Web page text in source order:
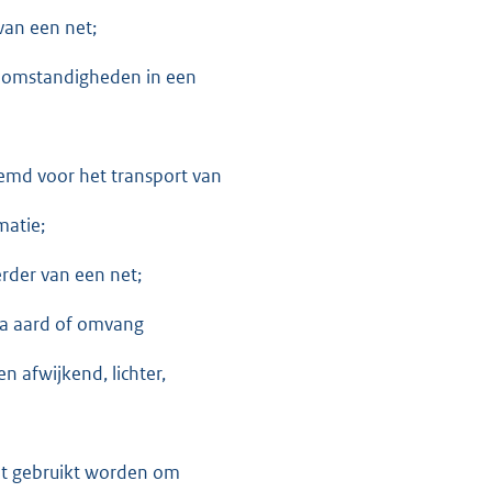
een net;
in een
voor het transport van
van een net;
aard of omvang
afwijkend, lichter,
gebruikt worden om